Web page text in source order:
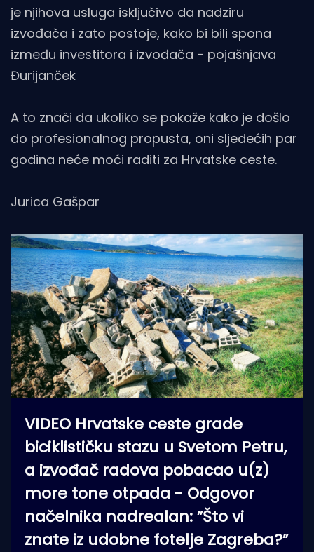
je njihova usluga isključivo da nadziru
izvođača i zato postoje, kako bi bili spona
između investitora i izvođača - pojašnjava
Đurijanček
A to znači da ukoliko se pokaže kako je došlo
do profesionalnog propusta, oni sljedećih par
godina neće moći raditi za Hrvatske ceste.
Jurica Gašpar
VIDEO Hrvatske ceste grade
biciklističku stazu u Svetom Petru,
a izvođač radova pobacao u(z)
more tone otpada - Odgovor
načelnika nadrealan: ”Što vi
znate iz udobne fotelje Zagreba?”